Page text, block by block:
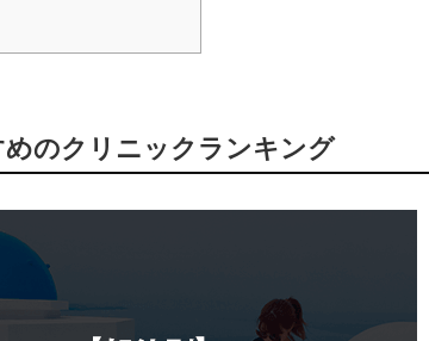
めのクリニックランキング